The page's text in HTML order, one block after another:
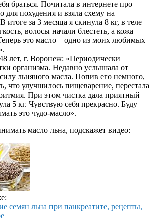
браться. Почитала в интернете про
для похудения и взяла схему на
итоге за 3 месяца я скинула 8 кг, в теле
волосы начали блестеть, а кожа
это масло – одно из моих любимых
лет, г. Воронеж: «Периодически
организма. Недавно услышала от
льняного масла. Попив его немного,
что улучшилось пищеварение, перестала
При этом чистка дала приятный
5 кг. Чувствую себя прекрасно. Буду
это чудо-масло».
масло льна, подскажет видео:
семян льна при панкреатите, рецепты,